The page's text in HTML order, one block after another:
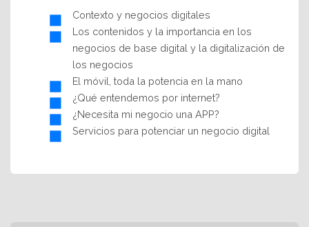
Contexto y negocios digitales
Los contenidos y la importancia en los
negocios de base digital y la digitalización de
los negocios
El móvil, toda la potencia en la mano
¿Qué entendemos por internet?
¿Necesita mi negocio una APP?
Servicios para potenciar un negocio digital